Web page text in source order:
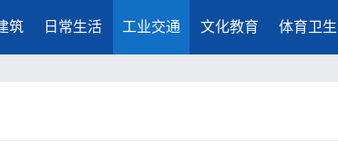
筑 日常生活 工业交通 文化教育 体育卫生